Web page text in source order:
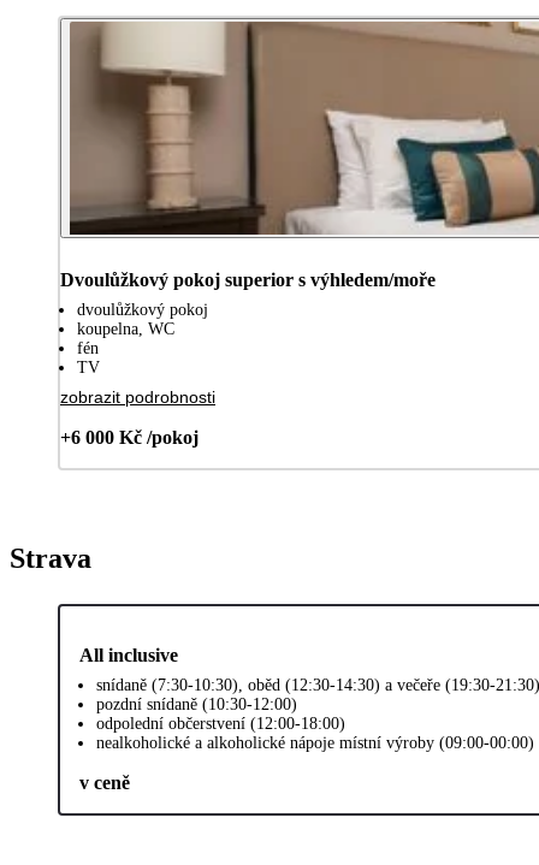
Dvoulůžkový pokoj superior s výhledem/moře
dvoulůžkový pokoj
koupelna, WC
fén
TV
zobrazit podrobnosti
+6 000 Kč /pokoj
Strava
All inclusive
snídaně (7:30-10:30), oběd (12:30-14:30) a večeře (19:30-
pozdní snídaně (10:30-12:00)
odpolední občerstvení (12:00-18:00)
nealkoholické a alkoholické nápoje místní výroby (09:00-00:00)
v ceně